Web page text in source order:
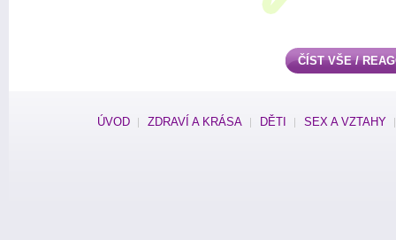
ČÍST VŠE /
ÚVOD ZDRAVÍ A KRÁSA DĚTI SEX A VZTAHY